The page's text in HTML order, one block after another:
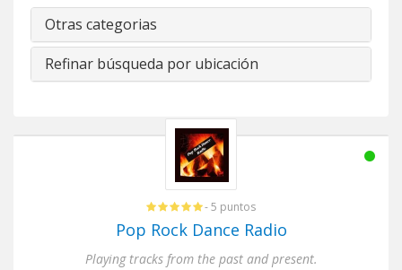
Otras categorias
Refinar búsqueda por ubicación
- 5 puntos
Pop Rock Dance Radio
Playing tracks from the past and present.